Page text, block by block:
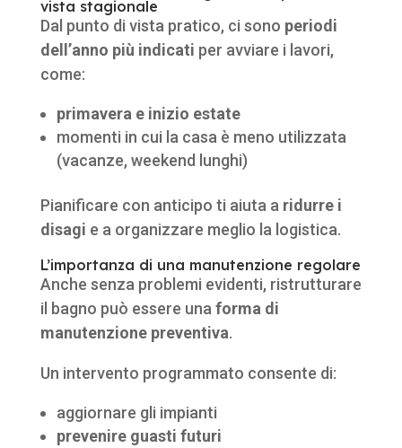
vista stagionale
Dal punto di vista pratico, ci sono periodi
dell’anno più indicati per avviare i lavori,
come:
primavera e inizio estate
momenti in cui la casa è meno utilizzata
(vacanze, weekend lunghi)
Pianificare con anticipo ti aiuta a ridurre i
disagi e a organizzare meglio la logistica.
L’importanza di una manutenzione regolare
Anche senza problemi evidenti, ristrutturare
il bagno può essere una forma di
manutenzione preventiva.
Un intervento programmato consente di:
aggiornare gli impianti
prevenire guasti futuri